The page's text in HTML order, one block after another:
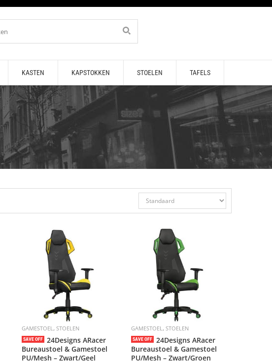
KASTEN KAPSTOKKEN STOELEN TAFELS
GAMESTOEL ,STOELEN
SAVE OFF
24Designs ARacer
Bureaustoel & Gamestoel
PU/Mesh – Zwart/Geel
GAMESTOEL , STOELEN
SAVE OFF
24Designs ARacer
Bureaustoel & Gamestoel
PU/Mesh – Zwart/Groen